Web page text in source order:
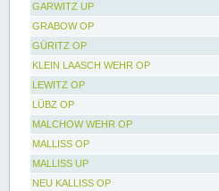
GARWITZ UP
GRABOW OP
GÜRITZ OP
KLEIN LAASCH WEHR OP
LEWITZ OP
LÜBZ OP
MALCHOW WEHR OP
MALLISS OP
MALLISS UP
NEU KALLISS OP